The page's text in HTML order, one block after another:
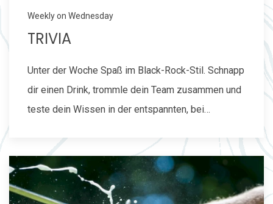
Weekly on Wednesday
TRIVIA
Unter der Woche Spaß im Black-Rock-Stil. Schnapp
dir einen Drink, trommle dein Team zusammen und
teste dein Wissen in der entspannten, bei…